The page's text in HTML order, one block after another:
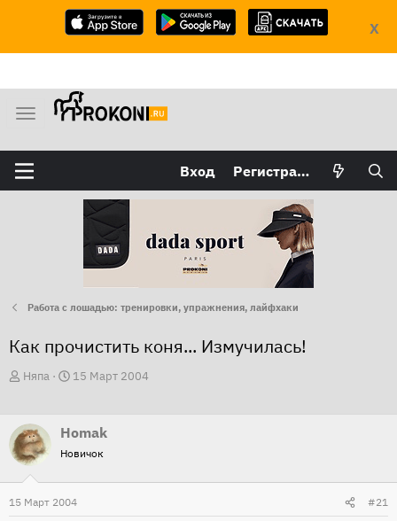
X
М
н
ю
Вход Регистрация
Работа с лошадью: тренировки, упражнения, лайфхаки
Как прочистить коня... Измучилась!
А
о
р
т
е
Няпа
Д
а
н
а
ч
15 Март 2004
Homak
Новичок
15 Март 2004 #21